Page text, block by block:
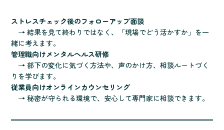
ストレスチェック後のフォローアップ面談
→ 結果を見て終わりではなく、「現場でどう活かすか」を一
緒に考えます。
管理職向けメンタルヘルス研修
→ 部下の変化に気づく方法や、声のかけ方、相談ルートづく
りを学びます。
従業員向けオンラインカウンセリング
→ 秘密が守られる環境で、安心して専門家に相談できます。